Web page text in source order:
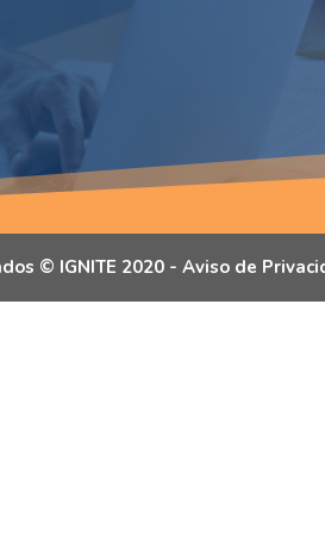
© IGNITE 2020 - Aviso de